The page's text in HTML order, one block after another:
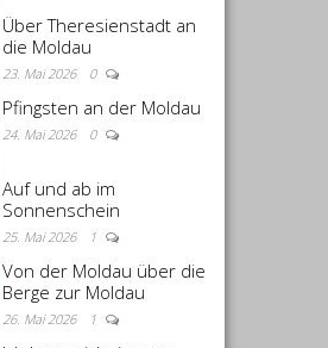
Über Theresienstadt an
die Moldau
23. Mai 2026 0
Pfingsten an der Moldau
24. Mai 2026 0
Auf und ab im
Sonnenschein
25. Mai 2026 1
Von der Moldau über die
Berge zur Moldau
26. Mai 2026 1